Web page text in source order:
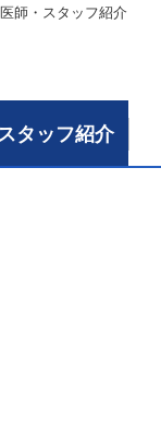
タッフ紹介
医師・スタッフ紹介